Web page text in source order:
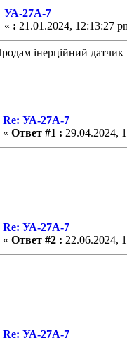
УА-27А-7
« : 21.01.2024, 12:13:27
інерційний
Re: УА-27А-7
« Ответ #1 : 29.04.2024,
Re: УА-27А-7
« Ответ #2 : 22.06.2024,
Re: УА-27А-7